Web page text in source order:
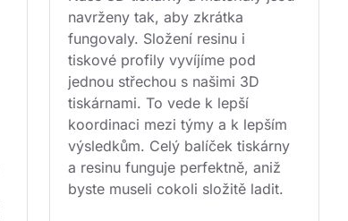
navrženy tak, aby zkrátka
fungovaly. Složení resinu i
tiskové profily vyvíjíme pod
jednou střechou s našimi 3D
tiskárnami. To vede k lepší
koordinaci mezi týmy a k lepším
výsledkům. Celý balíček tiskárny
a resinu funguje perfektně, aniž
byste museli cokoli složitě ladit.